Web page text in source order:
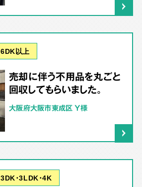
6DK以上
売却に伴う不用品を丸ごと
回収してもらいました。
大阪府大阪市東成区 Y様
3DK･3LDK･4K